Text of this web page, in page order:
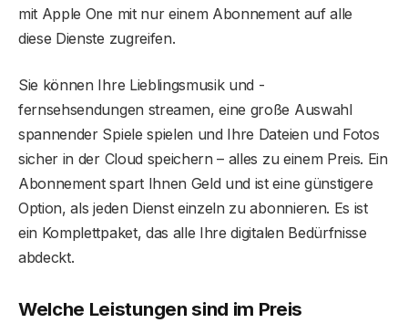
mit Apple One mit nur einem Abonnement auf alle
diese Dienste zugreifen.
Sie können Ihre Lieblingsmusik und -
fernsehsendungen streamen, eine große Auswahl
spannender Spiele spielen und Ihre Dateien und Fotos
sicher in der Cloud speichern – alles zu einem Preis. Ein
Abonnement spart Ihnen Geld und ist eine günstigere
Option, als jeden Dienst einzeln zu abonnieren. Es ist
ein Komplettpaket, das alle Ihre digitalen Bedürfnisse
abdeckt.
Welche Leistungen sind im Preis